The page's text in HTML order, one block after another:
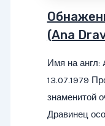
(Ana
Имя на англ:
13.07.1979
знаменитой
Дравинец